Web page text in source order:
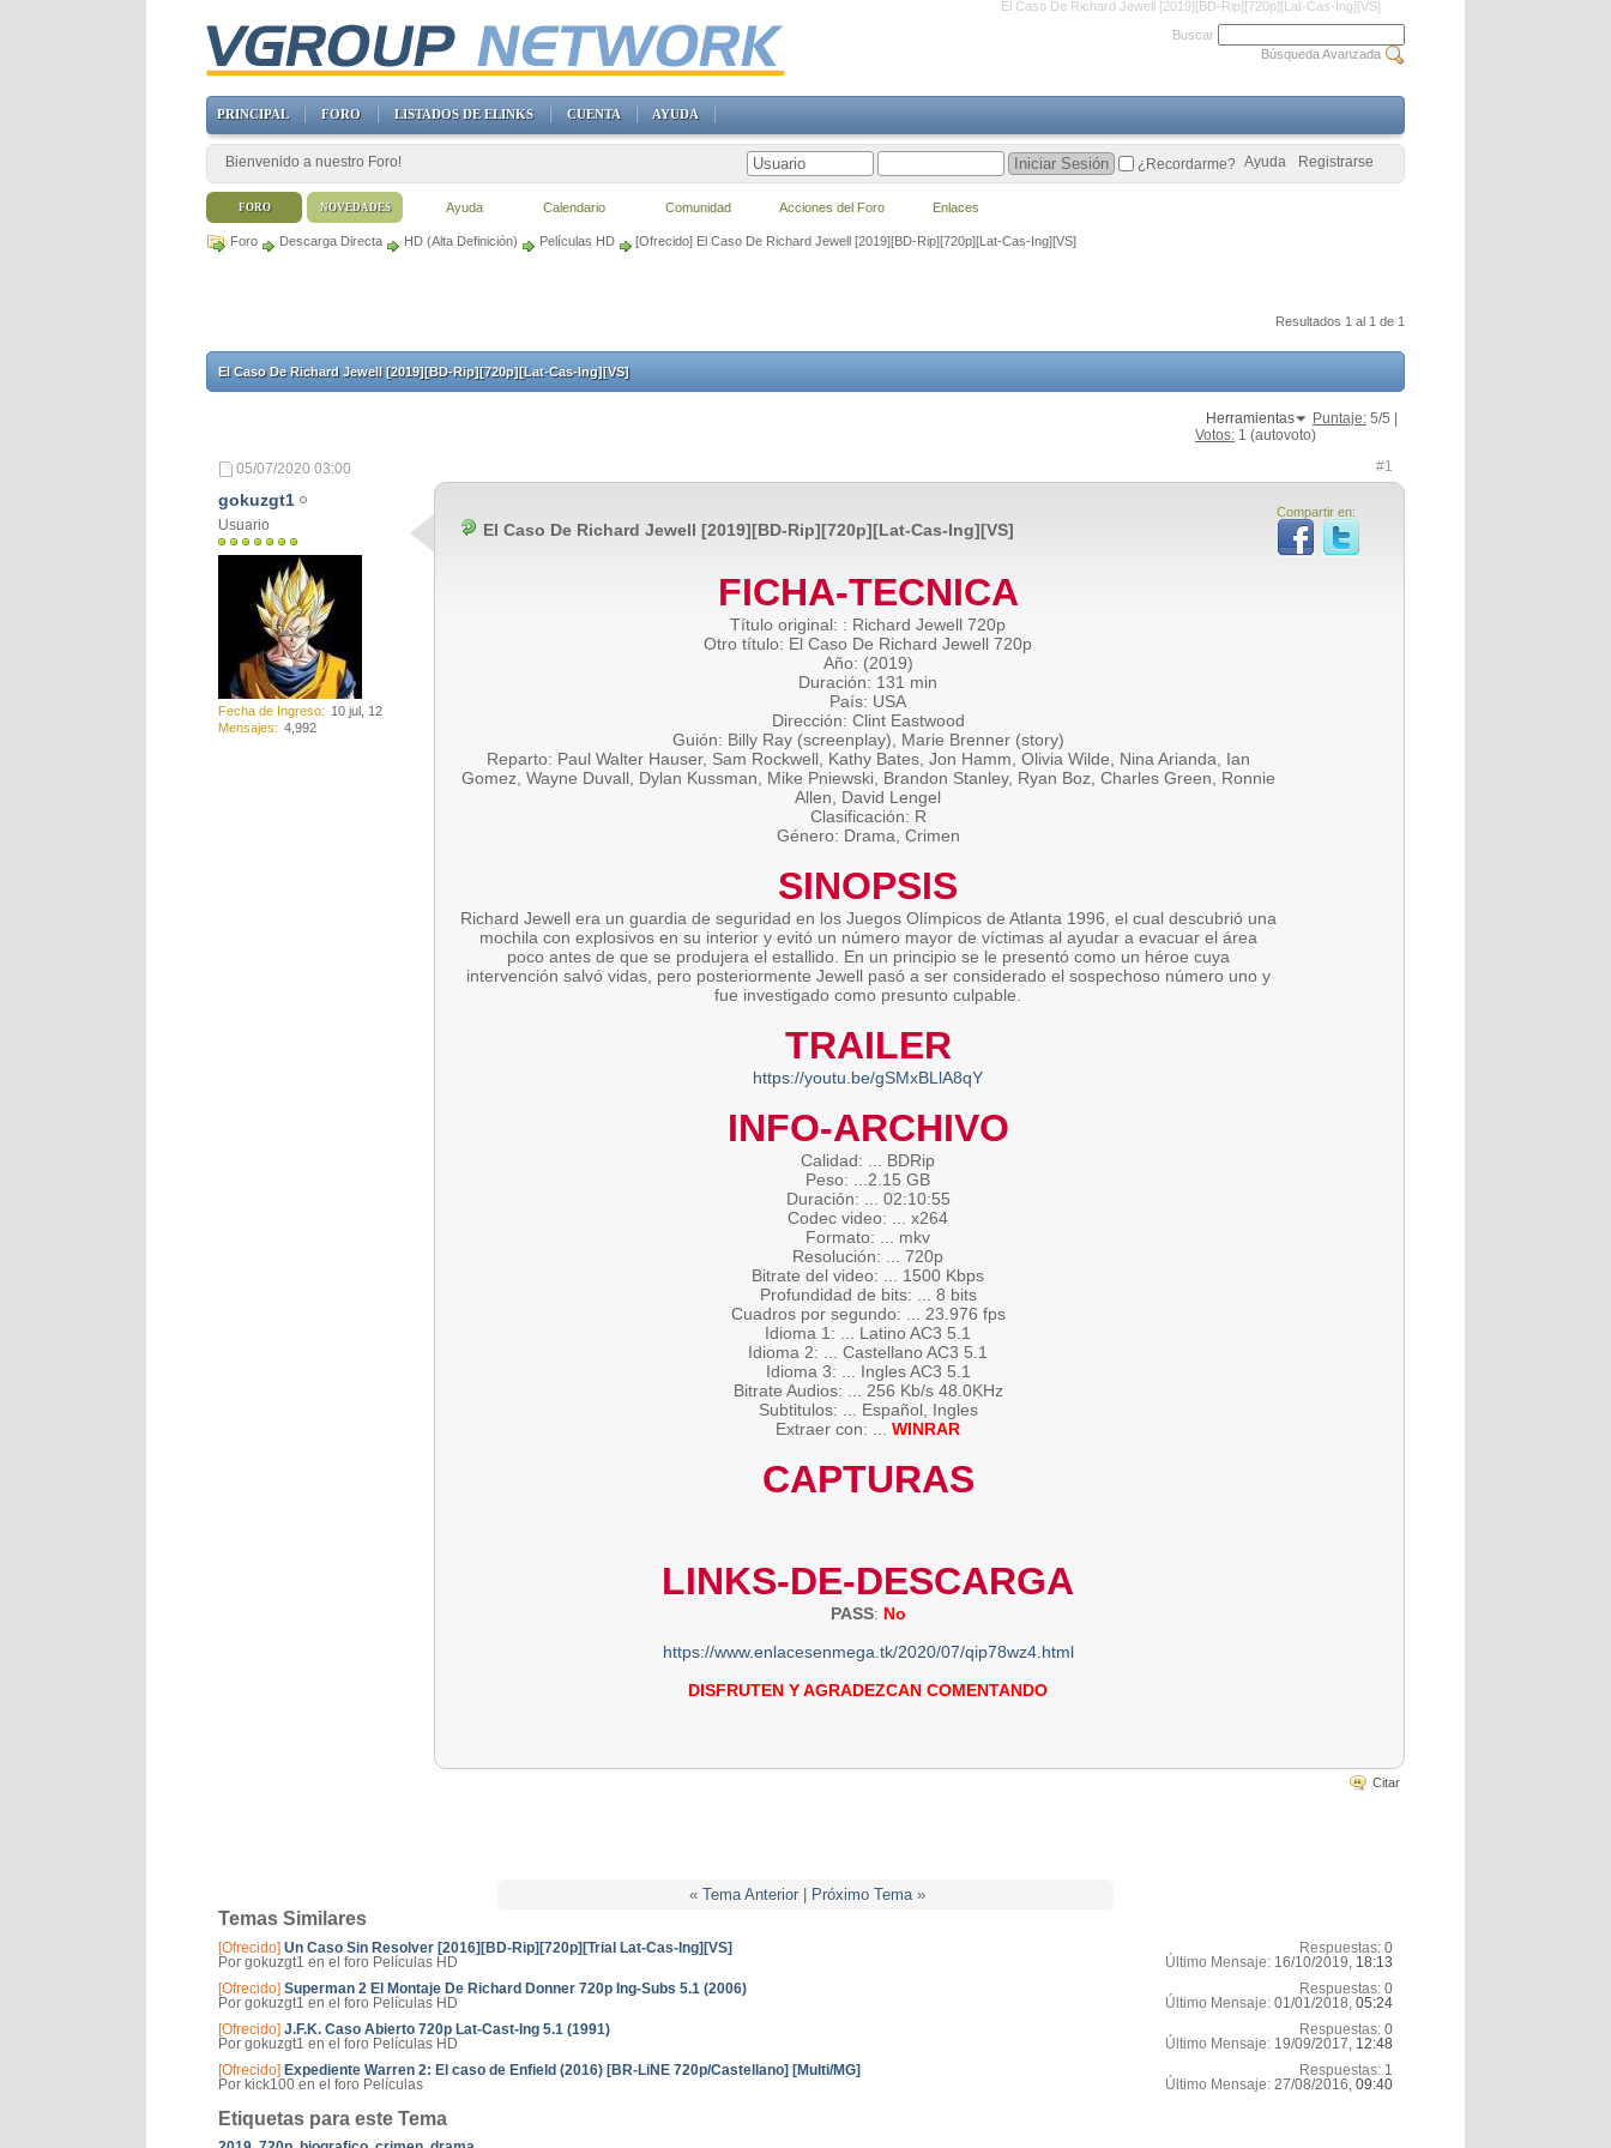
El Caso De Richard Jewell [2019][BD-Rip][720p][Lat-Cas-Ing][VS]
Foro Descarga Directa HD (Alta Definición) Películas HD [Ofrecido] El Caso De Richard Jewell [2019][BD-Rip][720p][Lat-Cas-Ing][VS]
Resultados 1 al 1 de 1
El Caso De Richard Jewell [2019][BD-Rip][720p][Lat-Cas-Ing][VS]
Herramientas Puntaje: 5/5 |
Votos: 1 (autovoto)
05/07/2020 03:00 #1
gokuzgt1
Usuario
Fecha de Ingreso
10 jul, 12
Mensajes
4,992
Compartir en:
El Caso De Richard Jewell [2019][BD-Rip][720p][Lat-Cas-Ing][VS]
FICHA-TECNICA
Título original: : Richard Jewell 720p
Otro título: El Caso De Richard Jewell 720p
Año: (2019)
Duración: 131 min
País: USA
Dirección: Clint Eastwood
Guión: Billy Ray (screenplay), Marie Brenner (story)
Reparto: Paul Walter Hauser, Sam Rockwell, Kathy Bates, Jon Hamm, Olivia Wilde, Nina Arianda, Ian
Gomez, Wayne Duvall, Dylan Kussman, Mike Pniewski, Brandon Stanley, Ryan Boz, Charles Green, Ronnie
Allen, David Lengel
Clasificación: R
Género: Drama, Crimen
SINOPSIS
Richard Jewell era un guardia de seguridad en los Juegos Olímpicos de Atlanta 1996, el cual descubrió una
mochila con explosivos en su interior y evitó un número mayor de víctimas al ayudar a evacuar el área
poco antes de que se produjera el estallido. En un principio se le presentó como un héroe cuya
intervención salvó vidas, pero posteriormente Jewell pasó a ser considerado el sospechoso número uno y
fue investigado como presunto culpable.
TRAILER
https://youtu.be/gSMxBLlA8qY
INFO-ARCHIVO
Calidad: ... BDRip
Peso: ...2.15 GB
Duración: ... 02:10:55
Codec video: ... x264
Formato: ... mkv
Resolución: ... 720p
Bitrate del video: ... 1500 Kbps
Profundidad de bits: ... 8 bits
Cuadros por segundo: ... 23.976 fps
Idioma 1: ... Latino AC3 5.1
Idioma 2: ... Castellano AC3 5.1
Idioma 3: ... Ingles AC3 5.1
Bitrate Audios: ... 256 Kb/s 48.0KHz
Subtitulos: ... Español, Ingles
Extraer con: ... WINRAR
CAPTURAS
LINKS-DE-DESCARGA
PASS: No
https://www.enlacesenmega.tk/2020/07/qip78wz4.html
DISFRUTEN Y AGRADEZCAN COMENTANDO
Citar
« Tema Anterior| Próximo Tema »
Temas Similares
[Ofrecido] Un Caso Sin Resolver [2016][BD-Rip][720p][Trial Lat-Cas-Ing][VS]
Por gokuzgt1 en el foro Películas HD
Respuestas: 0
Último Mensaje: 16/10/2019, 18:13
[Ofrecido] Superman 2 El Montaje De Richard Donner 720p Ing-Subs 5.1 (2006)
Por gokuzgt1 en el foro Películas HD
Respuestas: 0
Último Mensaje: 01/01/2018, 05:24
[Ofrecido] J.F.K. Caso Abierto 720p Lat-Cast-Ing 5.1 (1991)
Por gokuzgt1 en el foro Películas HD
Respuestas: 0
Último Mensaje: 19/09/2017, 12:48
[Ofrecido] Expediente Warren 2: El caso de Enfield (2016) [BR-LiNE 720p/Castellano] [Multi/MG]
Por kick100 en el foro Películas
Respuestas: 1
Último Mensaje: 27/08/2016, 09:40
Etiquetas para este Tema
Buscar
Búsqueda Avanzada
PRINCIPAL FORO LISTADOS DE ELINKS CUENTA AYUDA
Bienvenido a nuestro Foro! Registrarse
Ayuda
¿Recordarme?
FORO Ayuda Calendario Comunidad Acciones del Foro Enlaces
NOVEDADES